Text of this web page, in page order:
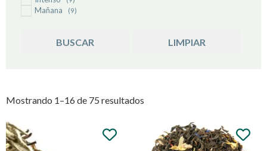
Té Negro
Mañana (9)
Sistema Inmune
BUSCAR LIMPIAR
Mostrando 1–16 de 75 resultados